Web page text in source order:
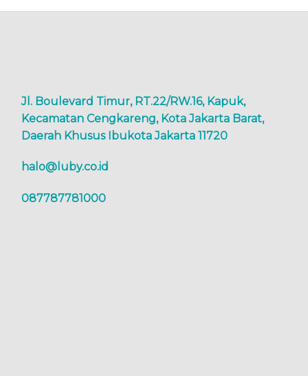
Jl. Boulevard Timur, RT.22/RW.16, Kapuk,
Kecamatan Cengkareng, Kota Jakarta Barat,
Daerah Khusus Ibukota Jakarta 11720
halo@luby.co.id
087787781000